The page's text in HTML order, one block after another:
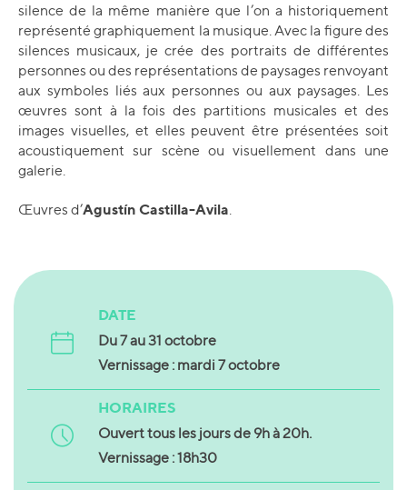
silence de la même manière que l’on a historiquement
représenté graphiquement la musique. Avec la figure des
silences musicaux, je crée des portraits de différentes
personnes ou des représentations de paysages renvoyant
aux symboles liés aux personnes ou aux paysages. Les
œuvres sont à la fois des partitions musicales et des
images visuelles, et elles peuvent être présentées soit
acoustiquement sur scène ou visuellement dans une
galerie.
Œuvres d’Agustín Castilla-Avila.
DATE
Du 7 au 31 octobre
Vernissage : mardi 7 octobre
HORAIRES
Ouvert tous les jours de 9h à 20h.
Vernissage : 18h30